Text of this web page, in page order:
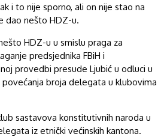
i to nije sporno, ali on nije stao na
dao nešto HDZ-u.
HDZ-u u smislu praga za
predsjednika FBiH i
provedbi presude Ljubić u odluci u
broja delegata u klubovima
sastavova konstitutivnih naroda u
iz etnički većinskih kantona.